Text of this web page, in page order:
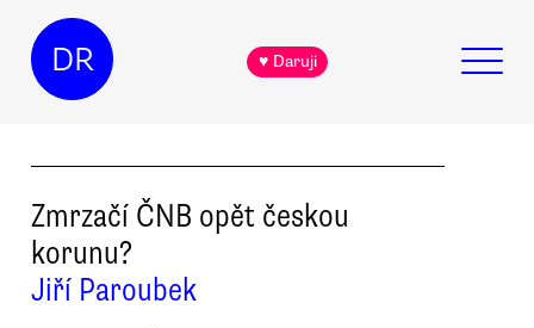
DR ♥ Daruji
Zmrzačí ČNB opět českou
korunu?
Jiří Paroubek